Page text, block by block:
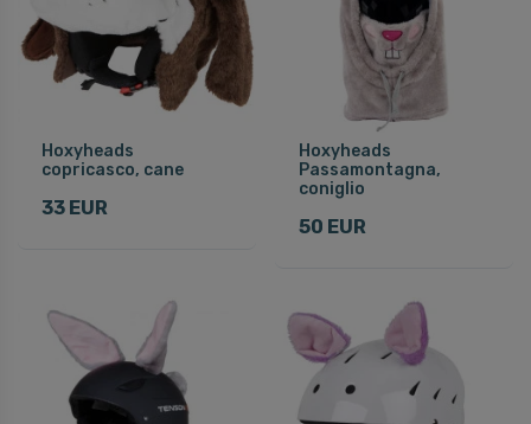
Hoxyheads
copricasco, cane
33 EUR
Hoxyheads
Passamontagna,
coniglio
50 EUR